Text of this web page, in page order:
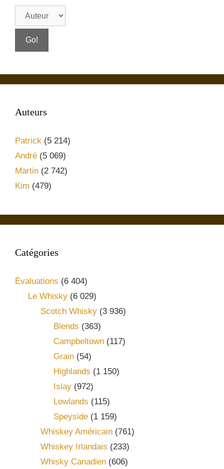
Auteurs
Patrick (5 214)
André (5 069)
Martin (2 742)
Kim (479)
Catégories
Évaluations (6 404)
Le Whisky(6 029)
Scotch Whisky (3 936)
Blends (363)
Campbeltown(117)
Grain(54)
Highlands (1 150)
Islay(972)
Lowlands (115)
Speyside(1 159)
Whiskey Américain (761)
Whiskey Irlandais (233)
Whisky Canadien (606)